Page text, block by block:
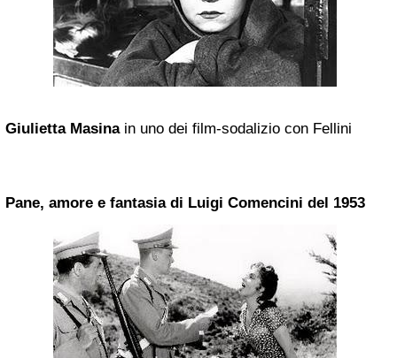
Giulietta Masinain uno dei film-sodalizio con Fellini
Pane, amore e fantasia di Luigi Comencini del 1953